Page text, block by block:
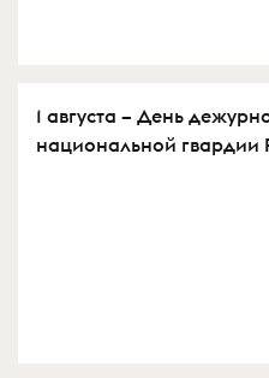
1 августа – День
национальной гвардии